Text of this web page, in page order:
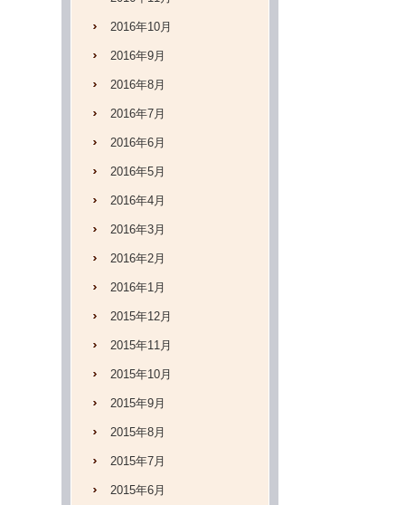
2016年10月
2016年9月
2016年8月
2016年7月
2016年6月
2016年5月
2016年4月
2016年3月
2016年2月
2016年1月
2015年12月
2015年11月
2015年10月
2015年9月
2015年8月
2015年7月
2015年6月